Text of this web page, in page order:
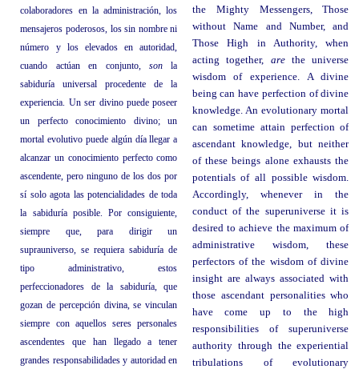
colaboradores en la administración, los
mensajeros poderosos, los sin nombre ni
número y los elevados en autoridad,
cuando actúan en conjunto, sonla
sabiduría universal procedente de la
experiencia. Un ser divino puede poseer
un perfecto conocimiento divino; un
mortal evolutivo puede algún día llegar a
alcanzar un conocimiento perfecto como
ascendente, pero ninguno de los dos por
sí solo agota las potencialidades de toda
la sabiduría posible. Por consiguiente,
siempre que, para dirigir un
suprauniverso, se requiera sabiduría de
tipo administrativo, estos
perfeccionadores de la sabiduría, que
gozan de percepción divina, se vinculan
siempre con aquellos seres personales
ascendentes que han llegado a tener
grandes responsabilidades y autoridad en
the Mighty Messengers, Those
without Name and Number, and
Those High in Authority, when
acting together, arethe universe
wisdom of experience. A divine
being can have perfection of divine
knowledge. An evolutionary mortal
can sometime attain perfection of
ascendant knowledge, but neither
of these beings alone exhausts the
potentials of all possible wisdom.
Accordingly, whenever in the
conduct of the superuniverse it is
desired to achieve the maximum of
administrative wisdom, these
perfectors of the wisdom of divine
insight are always associated with
those ascendant personalities who
have come up to the high
responsibilities of superuniverse
authority through the experiential
tribulations of evolutionary